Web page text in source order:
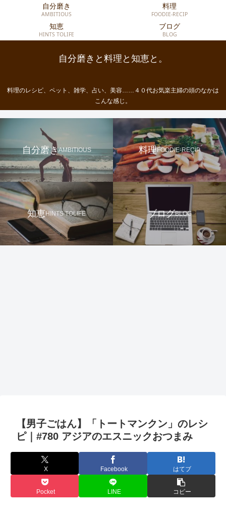
自分磨きと料理と知恵と。
料理のレシピ、ペット、雑学、占い、美容……４０代お気楽主婦の頭のなかは
こんな感じ。
自分磨き
AMBITIOUS
料理
FOODIE-RECIP
知恵
HINTS TOLIFE
ブログ
BLOG
自分磨きAMBITIOUS 料理FOODIE-RECIP
知恵HINTS TOLIFE ブログBLOG
【男子ごはん】「トートマンクン」のレシ
ピ｜#780 アジアのエスニックおつまみ
X Facebook はてブ
Pocket LINE コピー